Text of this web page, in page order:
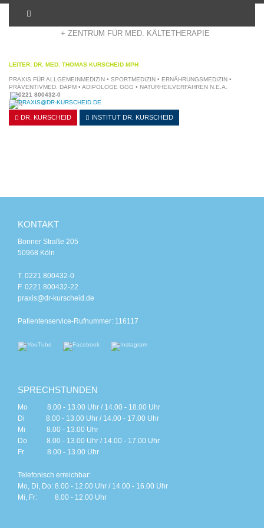
+ ZENTRUM FÜR MED. KÄLTETHERAPIE
LEITER: DR. MED. THOMAS KURSCHEID MPH
PRAXIS FÜR ALLGEMEINMEDIZIN • SPORTMEDIZIN • ERNÄHRUNGSMEDIZIN •
PRÄVENTIVMED. DAPM • ADIPOLOGE GGG • NATURHEILVERFAHREN N.E.A.
0221 800432-0
PRAXIS@DR-KURSCHEID.DE
DR. KURSCHEID INSTITUT DR. KURSCHEID
KONTAKT
Bonner Straße 205
50968 Köln
T. 0221 800432-0
F. 0221 800432-22
praxis@dr-kurscheid.de
Patientenservice-Rufnummer: 116117
SPRECHSTUNDEN
Mo 8.00 - 13.00 Uhr / 14.00 - 18.00 Uhr
Di 8.00 - 13.00 Uhr / 14.00 - 17.00 Uhr
Mi 8.00 - 13.00 Uhr
Do 8.00 - 13.00 Uhr / 14.00 - 17.00 Uhr
Fr 8.00 - 13.00 Uhr
Telefonisch erreichbar:
Mo, Di, Do: 8.00 - 12.00 Uhr / 14.00 - 16.00 Uhr
Mi, Fr: 8.00 - 12.00 Uhr